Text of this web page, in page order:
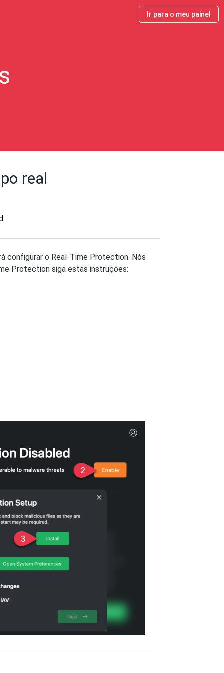
Ir para o meu painel
real
configurar o Real-Time Protection. Nós
Protection siga estas instruções: